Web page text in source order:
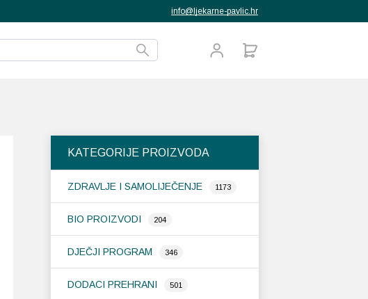
info@ljekarne-pavlic.hr
KATEGORIJE PROIZVODA
ZDRAVLJE I SAMOLIJEČENJE 1173
BIO PROIZVODI 204
DJEČJI PROGRAM 346
DODACI PREHRANI 501